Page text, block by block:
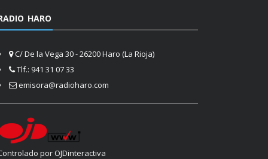
HARO
C/ De la Vega 30 - 26200 Haro (La Rioja)
Tlf.: 941 31 07 33
emisora@radioharo.com
por OJDinteractiva